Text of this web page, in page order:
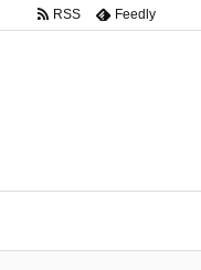
RSS Feedly